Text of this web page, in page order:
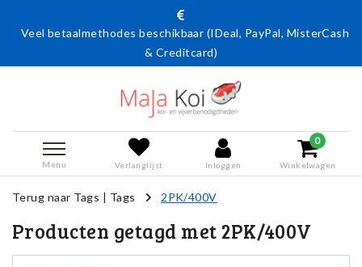
Veel betaalmethodes beschikbaar (IDeal, PayPal, MisterCash
& Creditcard)
Menu Verlanglijst Inloggen
0
Winkelwagen
Terug naar Tags | Tags 2PK/400V
Producten getagd met 2PK/400V